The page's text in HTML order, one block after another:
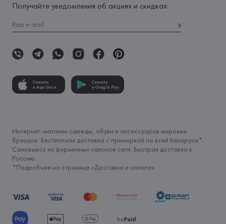
Получайте уведомления об акциях и скидках:
Скачать
в App Store
Скачать
в Google Play
Интернет-магазин одежды, обуви и аксессуаров мировых
брендов. Бесплатная доставка с примеркой по всей Беларуси*.
Самовывоз из фирменных салонов сети. Быстрая доставка в
Россию.
*Подробнее на странице «Доставка и оплата»